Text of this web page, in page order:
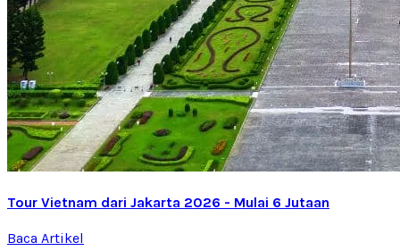
Tour Vietnam dari Jakarta 2026 - Mulai 6 Jutaan
Baca Artikel